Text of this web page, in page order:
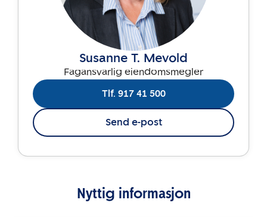
Susanne T. Mevold
Fagansvarlig eiendomsmegler
Tlf. 917 41 500
Send e-post
Nyttig informasjon